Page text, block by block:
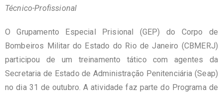
Técnico-Profissional
O Grupamento Especial Prisional (GEP) do Corpo de
Bombeiros Militar do Estado do Rio de Janeiro (CBMERJ)
participou de um treinamento tático com agentes da
Secretaria de Estado de Administração Penitenciária (Seap)
no dia 31 de outubro. A atividade faz parte do Programa de